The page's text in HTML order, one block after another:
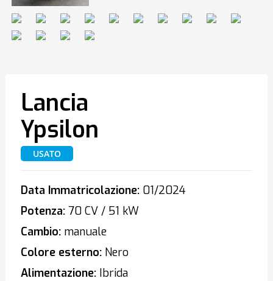
Lancia
Ypsilon
USATO
Data Immatricolazione:01/2024
Potenza:70 CV / 51 kW
Cambio:manuale
Colore esterno:Nero
Alimentazione:Ibrida